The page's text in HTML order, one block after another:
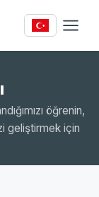
öğrenin,
geliştirmek için